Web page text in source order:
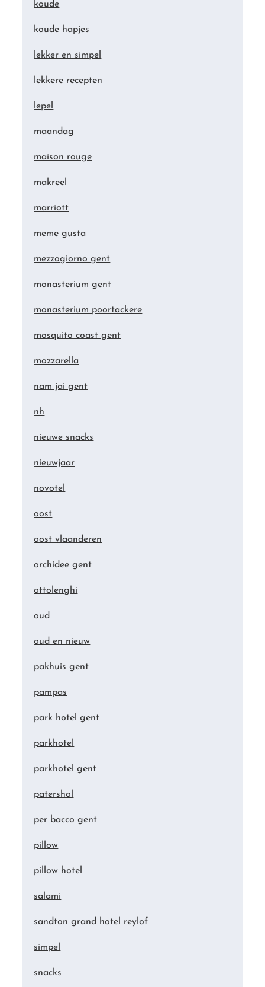
koude
koude hapjes
lekker en simpel
lekkere recepten
lepel
maandag
maison rouge
makreel
marriott
meme gusta
mezzogiorno gent
monasterium gent
monasterium poortackere
mosquito coast gent
mozzarella
nam jai gent
nh
nieuwe snacks
nieuwjaar
novotel
oost
oost vlaanderen
orchidee gent
ottolenghi
oud
oud en nieuw
pakhuis gent
pampas
park hotel gent
parkhotel
parkhotel gent
patershol
per bacco gent
pillow
pillow hotel
salami
sandton grand hotel reylof
simpel
snacks